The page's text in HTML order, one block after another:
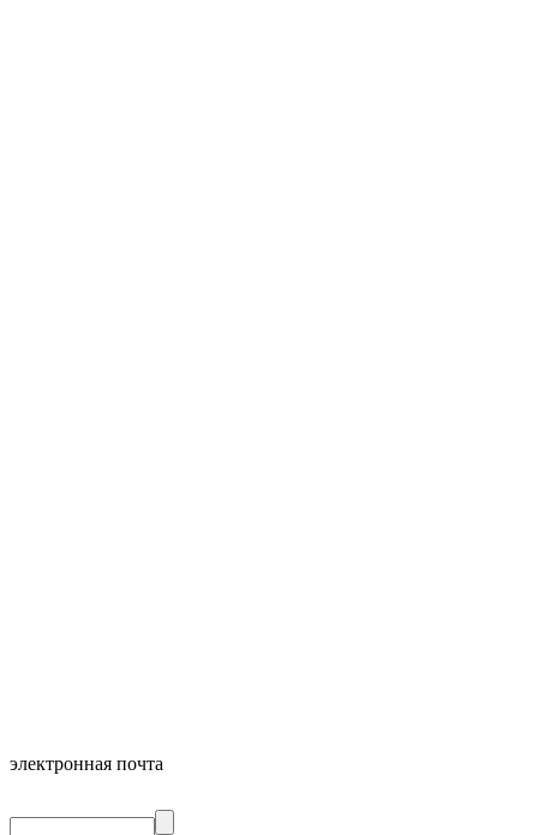
электронная почта